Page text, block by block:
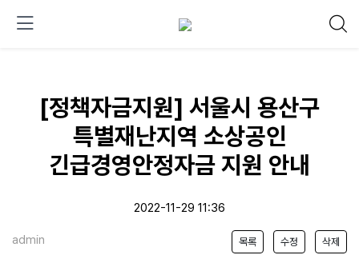
[정책자금지원] 서울시 용산구
특별재난지역 소상공인
긴급경영안정자금 지원 안내
2022-11-29 11:36
admin 목록 수정 삭제